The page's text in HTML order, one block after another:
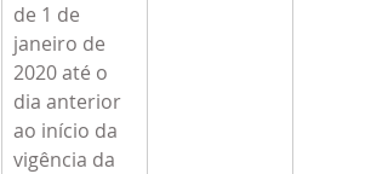
de 1 de
janeiro de
2020 até o
dia anterior
ao início da
vigência da